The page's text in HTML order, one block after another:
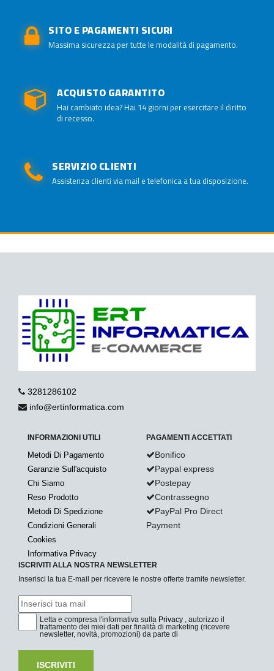
SITO E PAGAMENTI SICURI
Massima sicurezza per tutte le modalità di pagamento.
ACQUISTO GARANTITO
Hai cambiato idea? Hai 14 giorni per esercitare il diritto
di recesso.
SERVIZIO CLIENTI
Assistenza clienti via mail e telefonica a tua disposizione.
3281286102
info@ertinformatica.com
INFORMAZIONI UTILI
Metodi Di Pagamento
Garanzie Sull'acquisto
Chi Siamo
Reso Prodotto
Metodi Di Spedizione
Condizioni Generali
Cookies
Informativa Privacy
PAGAMENTI ACCETTATI
Bonifico
Paypal express
Postepay
Contrassegno
PayPal Pro Direct
Payment
ISCRIVITI ALLA NOSTRA NEWSLETTER
Inserisci la tua E-mail per ricevere le nostre offerte tramite newsletter.
Letta e compresa l'informativa sulla Privacy , autorizzo il
trattamento dei miei dati per finalità di marketing (ricevere
newsletter, novità, promozioni) da parte di
ISCRIVITI